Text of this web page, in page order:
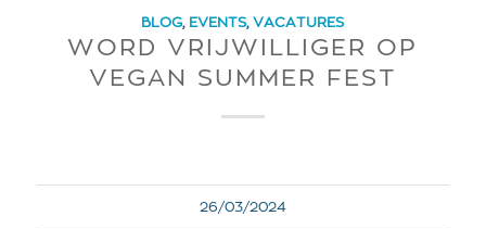
BLOG, EVENTS, VACATURES
WORD VRIJWILLIGER OP
VEGAN SUMMER FEST
26/03/2024